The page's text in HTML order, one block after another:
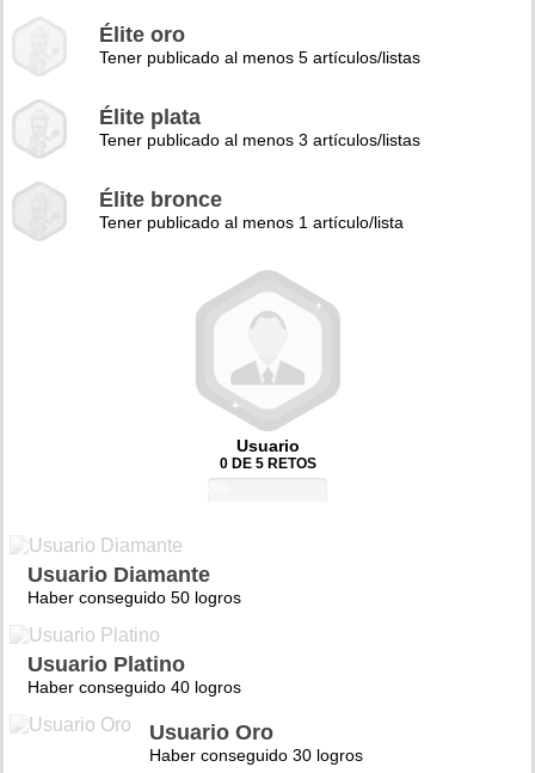
Élite oro
Tener publicado al menos 5 artículos/listas
Élite plata
Tener publicado al menos 3 artículos/listas
Élite bronce
Tener publicado al menos 1 artículo/lista
Usuario
0 DE 5 RETOS
Usuario Diamante
Haber conseguido 50 logros
Usuario Platino
Haber conseguido 40 logros
Usuario Oro
Haber conseguido 30 logros